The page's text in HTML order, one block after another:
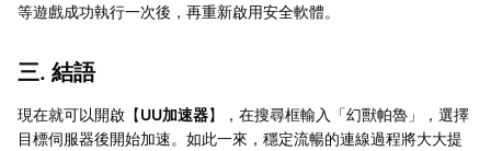
等遊戲成功執行一次後，再重新啟用安全軟體。
三. 結語
現在就可以開啟【UU加速器】，在搜尋框輸入「幻獸帕魯」，選擇
目標伺服器後開始加速。如此一來，穩定流暢的連線過程將大大提